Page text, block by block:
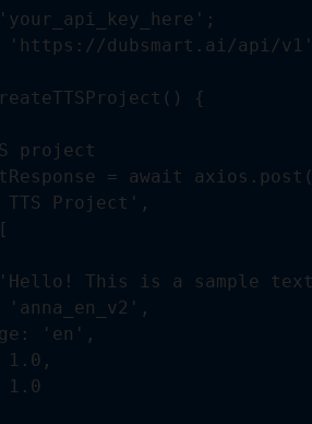
= 'https://dubsmart.ai/api/
{
project
= await
Project',
This is a sample
'en',
1.0,
1.0